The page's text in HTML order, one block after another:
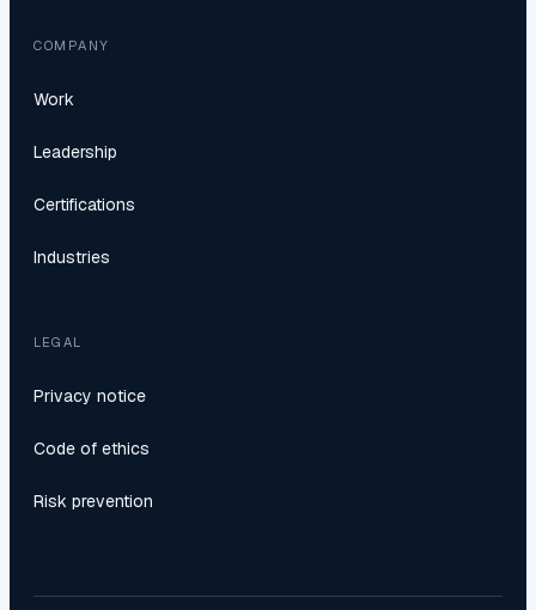
COMPANY
Work
Leadership
Certifications
Industries
LEGAL
Privacy notice
Code of ethics
Risk prevention